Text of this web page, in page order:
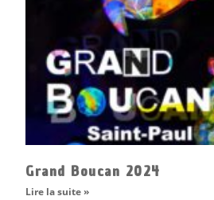
Grand Boucan 2024
Lire la suite »